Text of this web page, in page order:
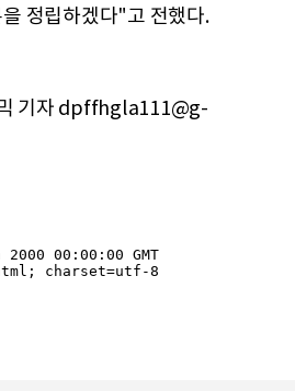
정립하겠다"고 전했다.
기자 dpffhgla111@g-